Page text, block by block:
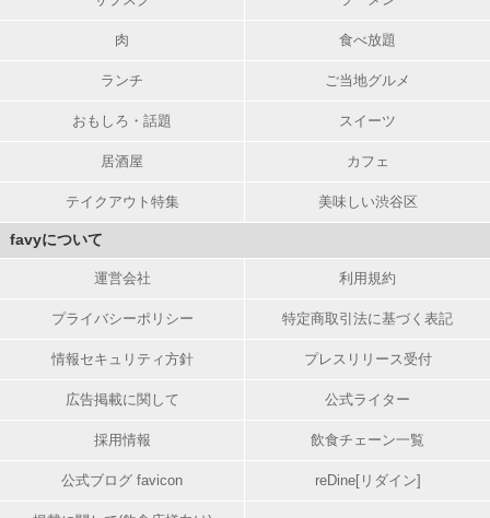
肉 食べ放題
ランチ ご当地グルメ
おもしろ・話題 スイーツ
居酒屋 カフェ
テイクアウト特集 美味しい渋谷区
favyについて
運営会社 利用規約
プライバシーポリシー 特定商取引法に基づく表記
情報セキュリティ方針 プレスリリース受付
広告掲載に関して 公式ライター
採用情報 飲食チェーン一覧
公式ブログ favicon reDine[リダイン]